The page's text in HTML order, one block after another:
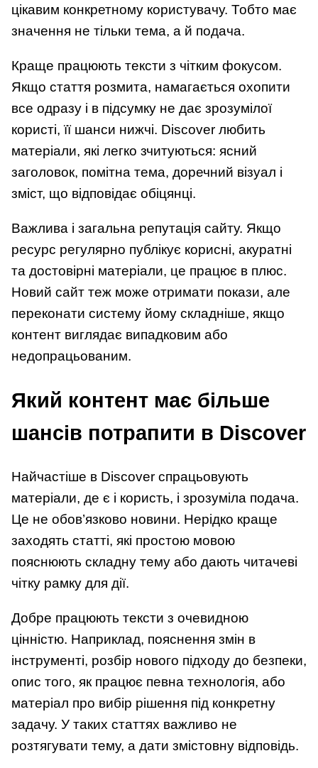
цікавим конкретному користувачу. Тобто має
значення не тільки тема, а й подача.
Краще працюють тексти з чітким фокусом.
Якщо стаття розмита, намагається охопити
все одразу і в підсумку не дає зрозумілої
користі, її шанси нижчі. Discover любить
матеріали, які легко зчитуються: ясний
заголовок, помітна тема, доречний візуал і
зміст, що відповідає обіцянці.
Важлива і загальна репутація сайту. Якщо
ресурс регулярно публікує корисні, акуратні
та достовірні матеріали, це працює в плюс.
Новий сайт теж може отримати покази, але
переконати систему йому складніше, якщо
контент виглядає випадковим або
недопрацьованим.
Який контент має більше
шансів потрапити в Discover
Найчастіше в Discover спрацьовують
матеріали, де є і користь, і зрозуміла подача.
Це не обов’язково новини. Нерідко краще
заходять статті, які простою мовою
пояснюють складну тему або дають читачеві
чітку рамку для дії.
Добре працюють тексти з очевидною
цінністю. Наприклад, пояснення змін в
інструменті, розбір нового підходу до безпеки,
опис того, як працює певна технологія, або
матеріал про вибір рішення під конкретну
задачу. У таких статтях важливо не
розтягувати тему, а дати змістовну відповідь.